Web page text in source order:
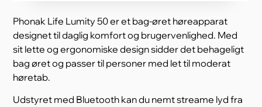
Phonak Life Lumity 50 er et bag-øret høreapparat
designet til daglig komfort og brugervenlighed. Med
sit lette og ergonomiske design sidder det behageligt
bag øret og passer til personer med let til moderat
høretab.
Udstyret med Bluetooth kan du nemt streame lyd fra